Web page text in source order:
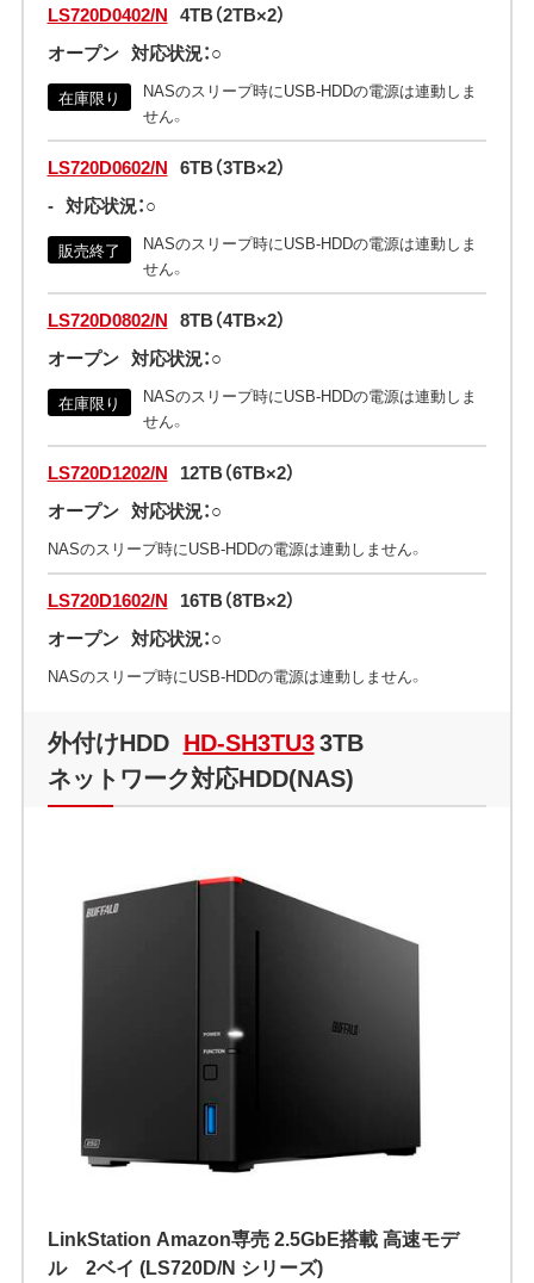
LS720D0402/N 4TB（2TB×2）
オープン 対応状況：○
在庫限り
NASのスリープ時にUSB-HDDの電源は連動しま
せん。
LS720D0602/N 6TB（3TB×2）
- 対応状況：○
販売終了
NASのスリープ時にUSB-HDDの電源は連動しま
せん。
LS720D0802/N 8TB（4TB×2）
オープン 対応状況：○
在庫限り
NASのスリープ時にUSB-HDDの電源は連動しま
せん。
LS720D1202/N 12TB（6TB×2）
オープン 対応状況：○
NASのスリープ時にUSB-HDDの電源は連動しません。
LS720D1602/N 16TB（8TB×2）
オープン 対応状況：○
NASのスリープ時にUSB-HDDの電源は連動しません。
外付けHDD HD-SH3TU33TB
ネットワーク対応HDD(NAS)
LinkStation Amazon専売 2.5GbE搭載 高速モデ
ル 2ベイ (LS720D/N シリーズ)